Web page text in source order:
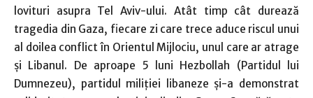
lovituri asupra Tel Aviv-ului. Atât timp cât durează
tragedia din Gaza, fiecare zi care trece aduce riscul unui
al doilea conflict în Orientul Mijlociu, unul care ar atrage
şi Libanul. De aproape 5 luni Hezbollah (Partidul lui
Dumnezeu), partidul miliţiei libaneze şi-a demonstrat